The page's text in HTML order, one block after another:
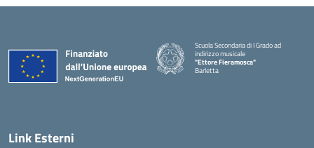
Scuola Secondaria di I Grado ad
indirizzo musicale
"Ettore Fieramosca"
Barletta
Link Esterni